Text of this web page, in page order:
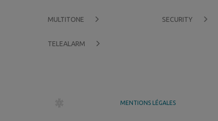
MULTITONE
TELEALARM
SECURITY
MENTIONS LÉGALES